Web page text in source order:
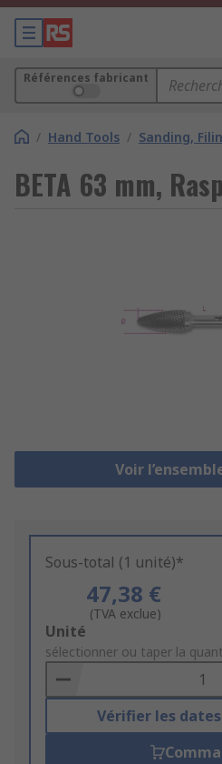
Références fabricant
/ Hand Tools / Sanding,
BETA 63 mm, Rasp
Voir
Sous-total (1 unité)*
47,38 €
(TVA exclue)
Add
to
Basket
Unité
sélectionner ou taper la
Vérifier les